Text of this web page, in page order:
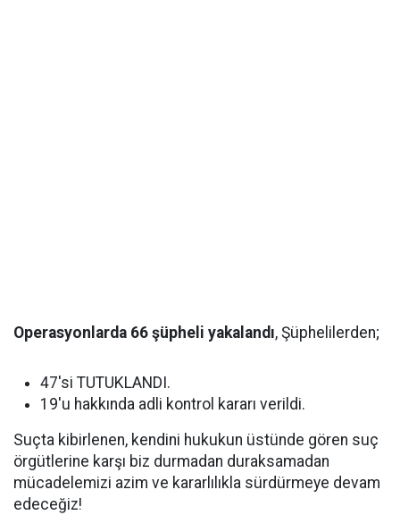
Operasyonlarda 66 şüpheli yakalandı, Şüphelilerden;
47'si TUTUKLANDI.
19'u hakkında adli kontrol kararı verildi.
Suçta kibirlenen, kendini hukukun üstünde gören suç
örgütlerine karşı biz durmadan duraksamadan
mücadelemizi azim ve kararlılıkla sürdürmeye devam
edeceğiz!